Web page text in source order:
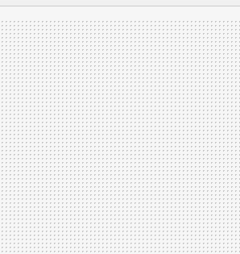
FACEBOOK
TWITTERFLIPBOARD
E-
MAIL
WHATSAPP